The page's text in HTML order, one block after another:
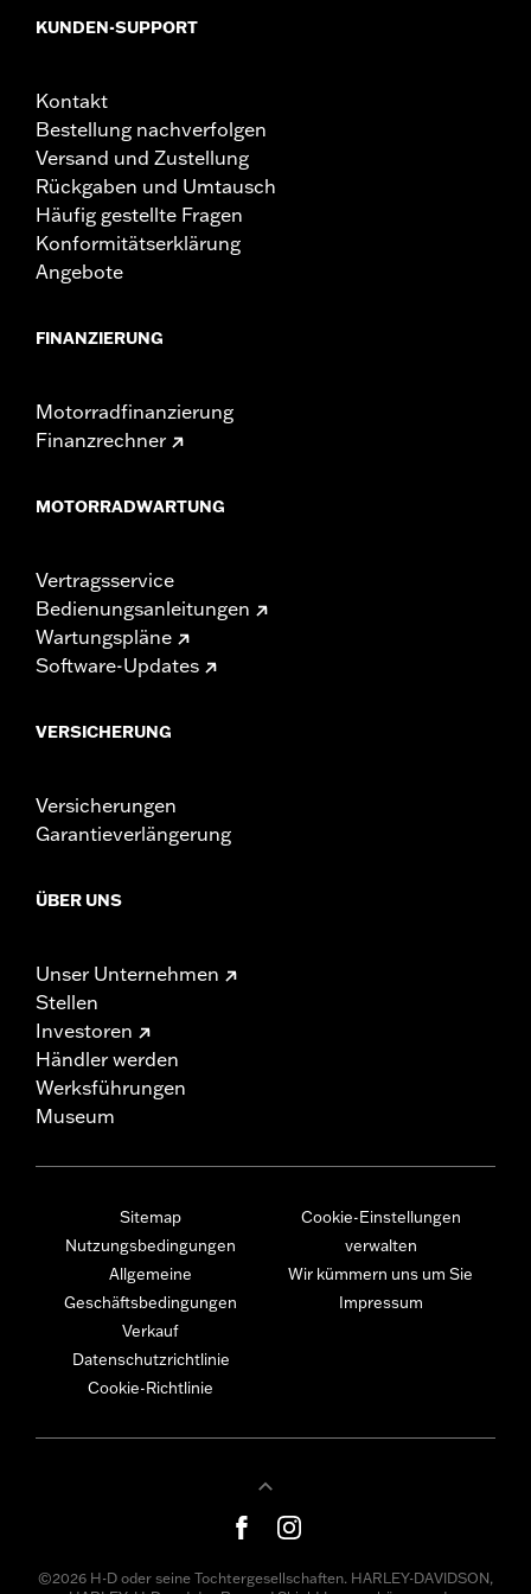
KUNDEN-SUPPORT
Kontakt
Bestellung nachverfolgen
Versand und Zustellung
Rückgaben und Umtausch
Häufig gestellte Fragen
Konformitätserklärung
Angebote
FINANZIERUNG
Motorradfinanzierung
Finanzrechner
MOTORRADWARTUNG
Vertragsservice
Bedienungsanleitungen
Wartungspläne
Software-Updates
VERSICHERUNG
Versicherungen
Garantieverlängerung
ÜBER UNS
Unser Unternehmen
Stellen
Investoren
Händler werden
Werksführungen
Museum
Sitemap
Nutzungsbedingungen
Allgemeine
Geschäftsbedingungen
Verkauf
Datenschutzrichtlinie
Cookie-Richtlinie
Cookie-Einstellungen
verwalten
Wir kümmern uns um Sie
Impressum
©2026 H-D oder seine Tochtergesellschaften. HARLEY-DAVIDSON,